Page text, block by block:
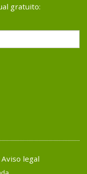
gratuito:
legal